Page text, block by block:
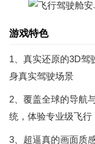
游戏特色
1、真实还原的3D驾
身真实驾驶场景
2、覆盖全球的导航
统，体验专业级飞行
3、超逼真的画面质